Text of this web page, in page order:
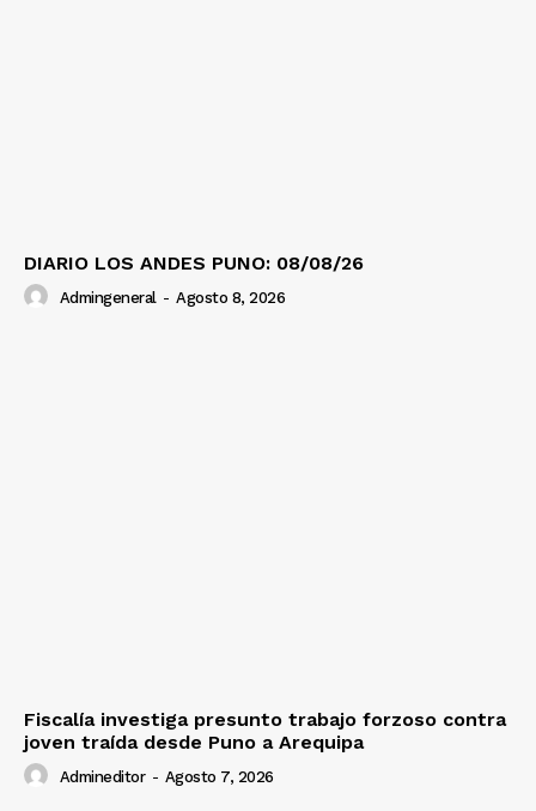
DIARIO LOS ANDES PUNO: 08/08/26
Admingeneral - Agosto 8, 2026
Fiscalía investiga presunto trabajo forzoso contra
joven traída desde Puno a Arequipa
Admineditor - Agosto 7, 2026